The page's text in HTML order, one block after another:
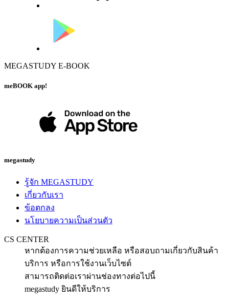
MEGASTUDY E-BOOK
meBOOK app!
megastudy
รู้จัก MEGASTUDY
เกี่ยวกับเรา
ข้อตกลง
นโยบายความเป็นส่วนตัว
CS CENTER
หากต้องการความช่วยเหลือ หรือสอบถามเกี่ยวกับสินค้า
บริการ หรือการใช้งานเว็บไซต์
สามารถติดต่อเราผ่านช่องทางต่อไปนี้
megastudy ยินดีให้บริการ